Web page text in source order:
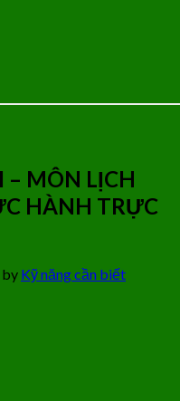
– MÔN LỊCH
HÀNH TRỰC
by Kỹ năng cần biết